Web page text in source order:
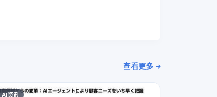
查看更多
AI资讯